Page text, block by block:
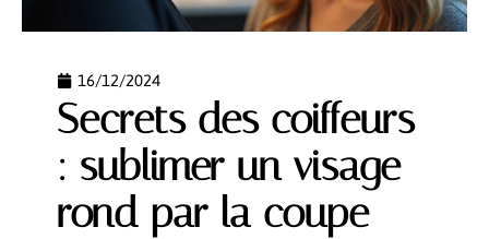
16/12/2024
Secrets des coiffeurs
: sublimer un visage
rond par la coupe